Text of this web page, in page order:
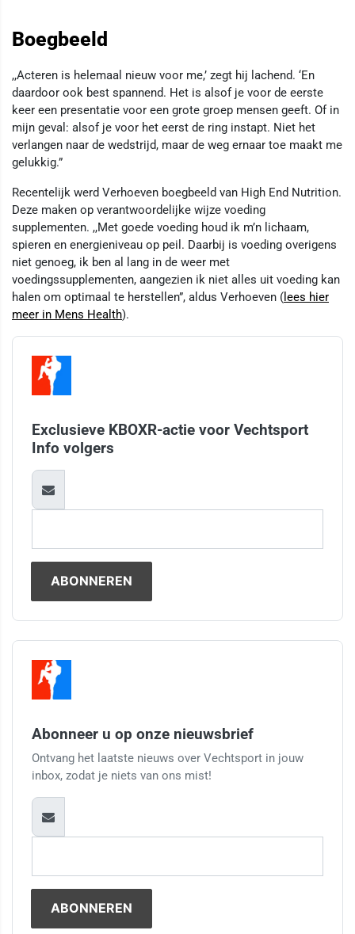
Boegbeeld
,,Acteren is helemaal nieuw voor me,’ zegt hij lachend. ‘En
daardoor ook best spannend. Het is alsof je voor de eerste
keer een presentatie voor een grote groep mensen geeft. Of in
mijn geval: alsof je voor het eerst de ring instapt. Niet het
verlangen naar de wedstrijd, maar de weg ernaar toe maakt me
gelukkig.”
Recentelijk werd Verhoeven boegbeeld van High End Nutrition.
Deze maken op verantwoordelijke wijze voeding
supplementen. ,,Met goede voeding houd ik m’n lichaam,
spieren en energieniveau op peil. Daarbij is voeding overigens
niet genoeg, ik ben al lang in de weer met
voedingssupplementen, aangezien ik niet alles uit voeding kan
halen om optimaal te herstellen”, aldus Verhoeven ( lees hier
meer in Mens Health).
Exclusieve KBOXR-actie voor Vechtsport
Info volgers
Abonneer u op onze nieuwsbrief
Ontvang het laatste nieuws over Vechtsport in jouw
inbox, zodat je niets van ons mist!